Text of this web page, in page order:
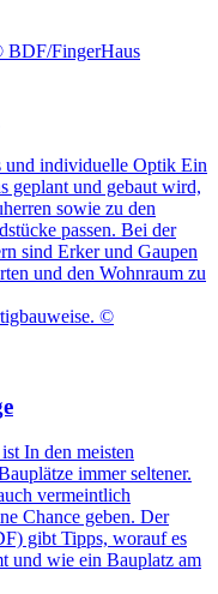
und individuelle Optik Ein
geplant und gebaut wird,
sowie zu den
passen. Bei der
sind Erker und Gaupen
und den Wohnraum zu
In den meisten
immer seltener.
vermeintlich
Chance geben. Der
gibt Tipps, worauf es
und wie ein Bauplatz am